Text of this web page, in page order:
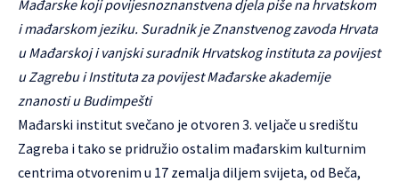
Mađarske koji povijesnoznanstvena djela piše na hrvatskom
i mađarskom jeziku. Suradnik je Znanstvenog zavoda Hrvata
u Mađarskoj i vanjski suradnik Hrvatskog instituta za povijest
u Zagrebu i Instituta za povijest Mađarske akademije
znanosti u Budimpešti
Mađarski institut svečano je otvoren 3. veljače u središtu
Zagreba i tako se pridružio ostalim mađarskim kulturnim
centrima otvorenim u 17 zemalja diljem svijeta, od Beča,